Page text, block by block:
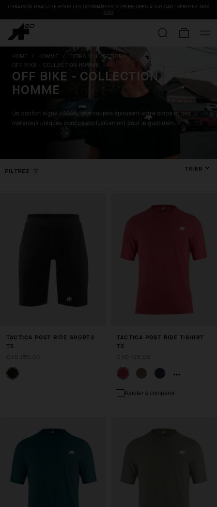
LIVRAISON GRATUITE POUR LES COMMANDES SUPÉRIEURES À 150 CAD . VÉRIFIEZ NOS
CGV
HOME / HOMME / EXTRA COLLECTIONS /
OFF BIKE - COLLECTION HOMME
OFF BIKE - COLLECTION
HOMME
Un confort signé ASSOS, des coupes épousant votre corps et des
matériaux uniques conçus exclusivement pour le quotidien.
FILTREZ TRIER
TACTICA POST RIDE SHORTS
T5
TACTICA POST RIDE T-SHIRT
T5
Ajouter à comparer